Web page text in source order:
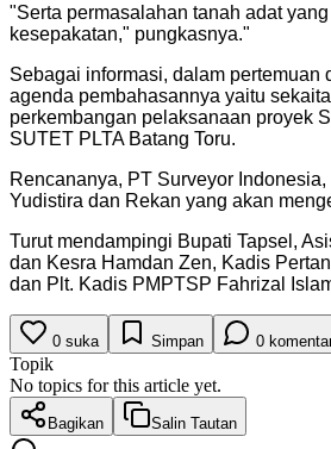
"Serta permasalahan tanah adat
kesepakatan," pungkasnya."
Sebagai informasi, dalam pertemuan
agenda pembahasannya yaitu
perkembangan pelaksanaan proyek
SUTET PLTA Batang Toru.
Rencananya, PT Surveyor
Yudistira dan Rekan yang akan
Turut mendampingi Bupati Tapsel,
dan Kesra Hamdan Zen, Kadis
dan Plt. Kadis PMPTSP Fahrizal
0 suka Simpan 0
Topik
No topics for this article yet.
Bagikan Salin Tautan